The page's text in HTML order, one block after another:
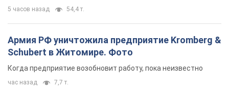
5 часов назад 54,4 т.
Армия РФ уничтожила предприятие Kromberg &
Schubert в Житомире. Фото
Когда предприятие возобновит работу, пока неизвестно
час назад 7,7 т.